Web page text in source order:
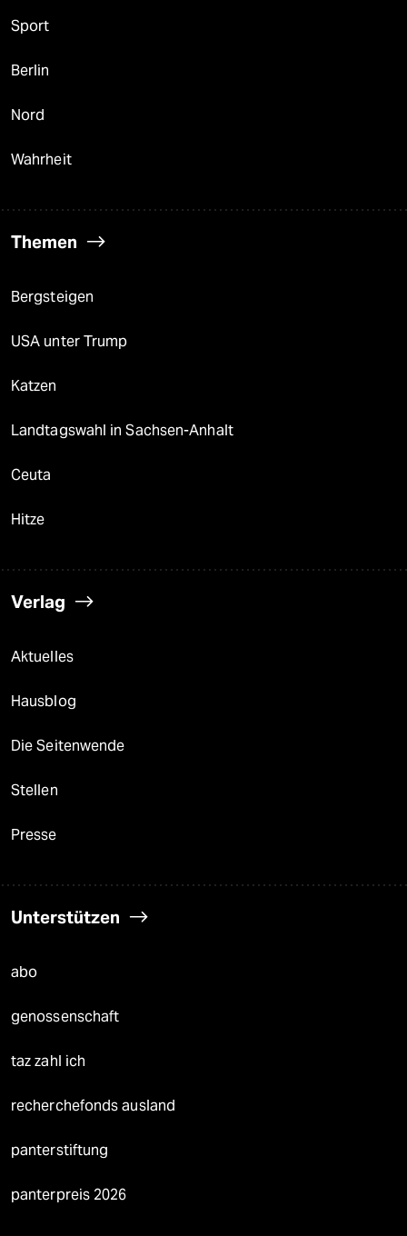
Sport
Berlin
Nord
Wahrheit
Themen
Bergsteigen
USA unter Trump
Katzen
Landtagswahl in Sachsen-Anhalt
Ceuta
Hitze
Verlag
Aktuelles
Hausblog
Die Seitenwende
Stellen
Presse
Unterstützen
abo
genossenschaft
taz zahl ich
recherchefonds ausland
panterstiftung
panterpreis 2026